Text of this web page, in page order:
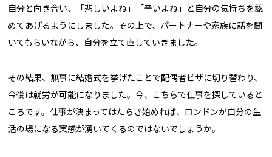
自分と向き合い、「悲しいよね」「辛いよね」と自分の気持ちを認
めてあげるようにしました。その上で、パートナーや家族に話を聞
いてもらいながら、自分を立て直していきました。
その結果、無事に結婚式を挙げたことで配偶者ビザに切り替わり、
今後は就労が可能になりました。今、こちらで仕事を探していると
ころです。仕事が決まってはたらき始めれば、ロンドンが自分の生
活の場になる実感が湧いてくるのではないでしょうか。